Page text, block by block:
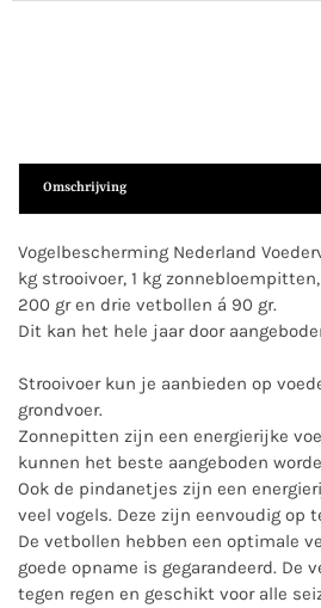
Omschrijving
Vogelbescherming Nederland
kg strooivoer, 1 kg
200 gr en drie vetbollen á 90 gr.
Dit kan het hele jaar door
Strooivoer kun je aanbieden op
grondvoer.
Zonnepitten zijn een energierijke
kunnen het beste aangeboden
Ook de pindanetjes zijn een
veel vogels. Deze zijn eenvoudig op
De vetbollen hebben een optimale
goede opname is gegarandeerd. De
tegen regen en geschikt voor alle